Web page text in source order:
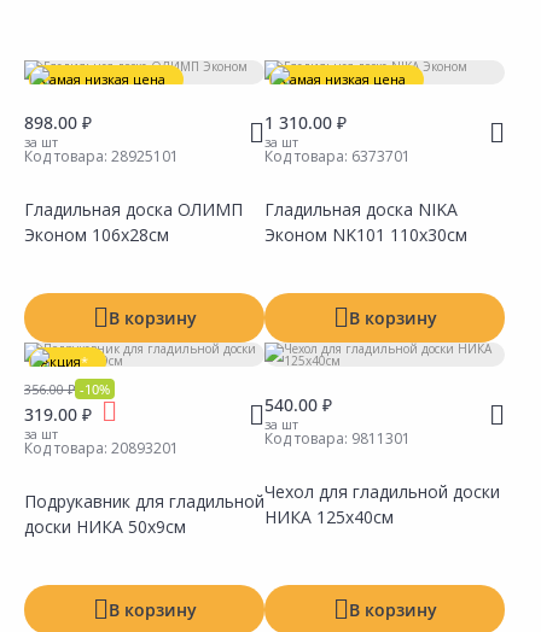
Тип
Размер рабочей поверхности
Производитель
Самая низкая цена
898.00 ₽
за шт
Код товара: 28925101
Гладильная доска ОЛИМП
Эконом 106х28см
В корзину
Самая низкая цена
1 310.00 ₽
за шт
Код товара: 6373701
Гладильная доска NIKA
Эконом NK101 110х30см
В корзину
Акция*
356.00 ₽ -10%
319.00 ₽
за шт
Код товара: 20893201
Подрукавник для гладильной
доски НИКА 50х9см
В корзину
540.00 ₽
за шт
Код товара: 9811301
Чехол для гладильной доски
НИКА 125х40см
В корзину